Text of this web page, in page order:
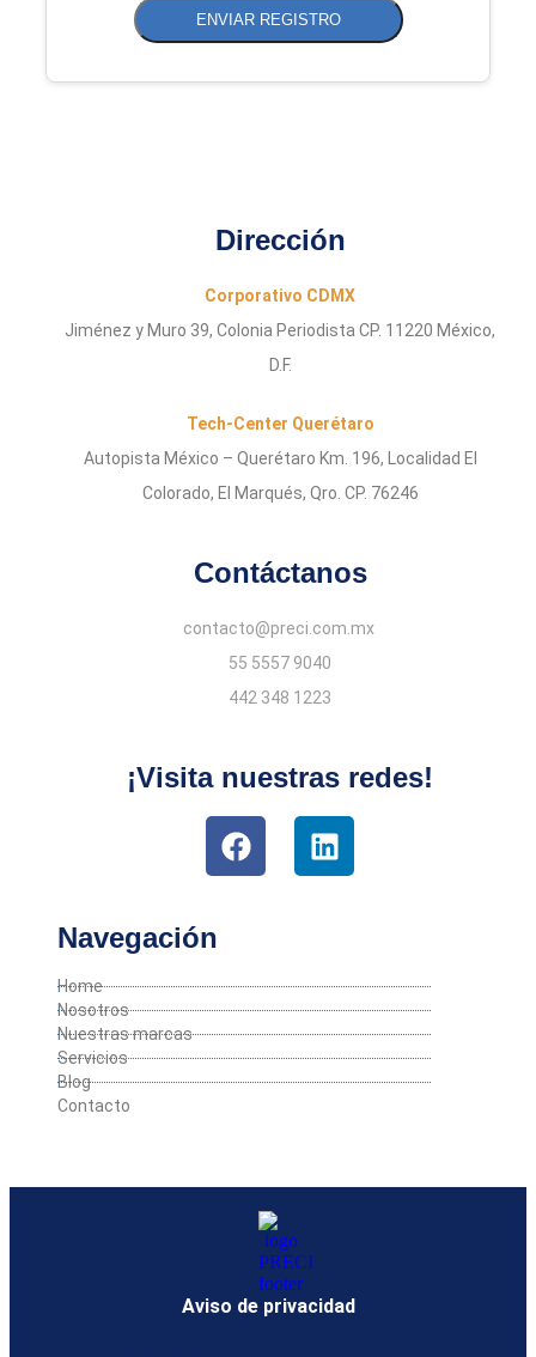
ENVIAR REGISTRO
Dirección
Corporativo CDMX
Jiménez y Muro 39, Colonia Periodista CP. 11220 México,
D.F.
Tech-Center Querétaro
Autopista México – Querétaro Km. 196, Localidad El
Colorado, El Marqués, Qro. CP. 76246
Contáctanos
contacto@preci.com.mx
55 5557 9040
442 348 1223
¡Visita nuestras redes!
Navegación
Home
Nosotros
Nuestras marcas
Servicios
Blog
Contacto
Aviso de privacidad